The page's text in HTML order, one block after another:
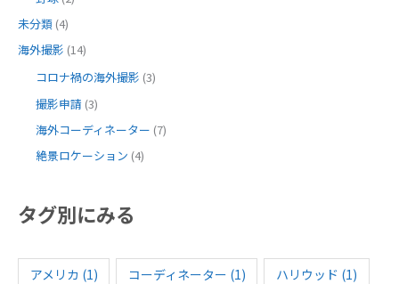
未分類 (4)
海外撮影 (14)
コロナ禍の海外撮影 (3)
撮影申請 (3)
海外コーディネーター (7)
絶景ロケーション (4)
タグ別にみる
アメリカ (1) コーディネーター (1) ハリウッド (1)